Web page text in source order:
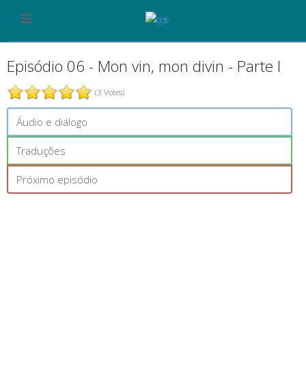
Episódio 06 - Mon vin, mon divin - Parte I
(3 Votes)
Áudio e diálogo
Traduções
Próximo episódio